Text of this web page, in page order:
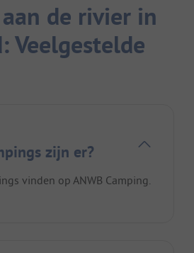
de rivier in
Veelgestelde
zijn er?
vinden op ANWB Camping.